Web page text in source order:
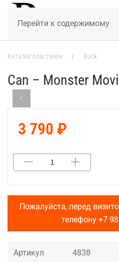
Перейти к содержимому
Каталог пластинок Rock
Can – Monster
3 790 ₽
Пожалуйста, перед
телефону +7
Артикул 4838